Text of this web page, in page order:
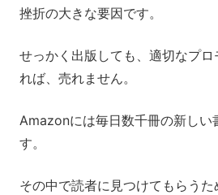
挫折の大きな要因です。
せっかく出版しても、適切なプ
れば、売れません。
Amazonには毎日数千冊の新しい
す。
その中で読者に見つけてもらう